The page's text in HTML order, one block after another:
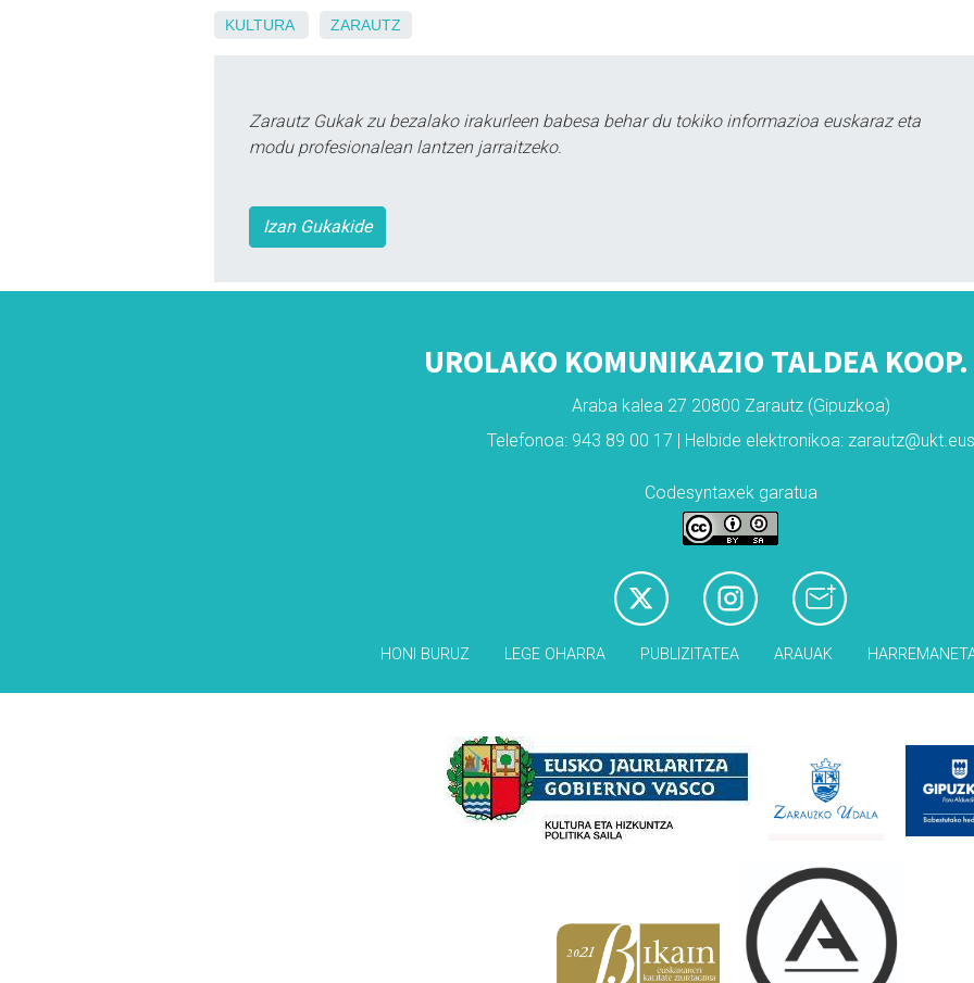
KULTURA ZARAUTZ
Zarautz Gukak zu bezalako irakurleen babesa behar du tokiko informazioa euskaraz eta
modu profesionalean lantzen jarraitzeko.
Izan Gukakide
UROLAKO KOMUNIKAZIO TALDEA
Araba kalea 27 20800 Zarautz (Gipuzkoa)
Telefonoa: 943 89 00 17 | Helbide elektronikoa: zarautz@ukt.eus
Codesyntaxek garatua
HONI BURUZ LEGE OHARRA PUBLIZITATEA ARAUAK